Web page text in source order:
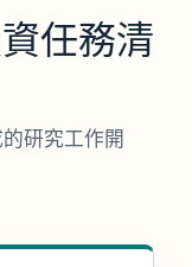
任務清
研究工作開